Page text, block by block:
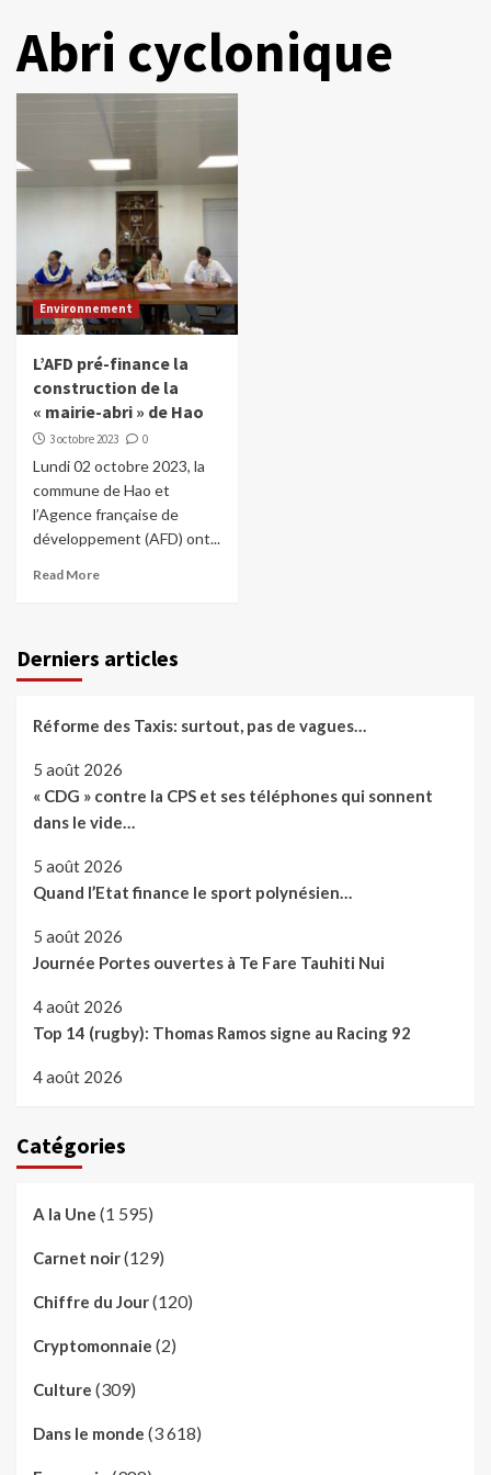
Abri cyclonique
Environnement
L’AFD pré-finance la
construction de la
« mairie-abri » de Hao
3 octobre 2023 0
Lundi 02 octobre 2023, la
commune de Hao et
l’Agence française de
développement (AFD) ont...
Read More
Derniers articles
Réforme des Taxis: surtout, pas de vagues…
5 août 2026
« CDG » contre la CPS et ses téléphones qui sonnent
dans le vide…
5 août 2026
Quand l’Etat finance le sport polynésien…
5 août 2026
Journée Portes ouvertes à Te Fare Tauhiti Nui
4 août 2026
Top 14 (rugby): Thomas Ramos signe au Racing 92
4 août 2026
Catégories
A la Une (1 595)
Carnet noir(129)
Chiffre du Jour(120)
Cryptomonnaie (2)
Culture (309)
Dans le monde (3 618)